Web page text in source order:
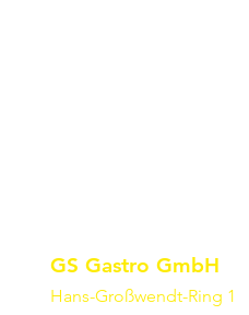
GS Gastro GmbH
Hans-Großwendt-Ring 1